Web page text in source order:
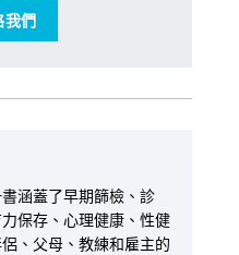
我們
涵蓋了早期篩檢、診
保存、心理健康、性健
、父母、教練和雇主的